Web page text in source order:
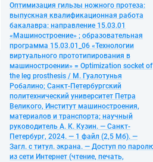
Оптимизация гильзы ножного протеза:
выпускная квалификационная работа
бакалавра: направление 15.03.01
«Машиностроение» ; образовательная
программа 15.03.01_06 «Технологии
виртуального прототипирования в
машиностроении» = Optimization socket of
the leg prosthesis / М. Гуалотунья
Робалино; Санкт-Петербургский
политехнический университет Петра
Великого, Институт машиностроения,
материалов и транспорта; научный
руководитель А. К. Кузин. — Санкт-
Петербург, 2024. — 1 файл (2,5 Мб). —
Загл. с титул. экрана. — Доступ по
из сети Интернет (чтение, печать,